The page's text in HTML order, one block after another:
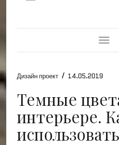
Дизайн проект / 14.05.2019
Темные
интерьере.